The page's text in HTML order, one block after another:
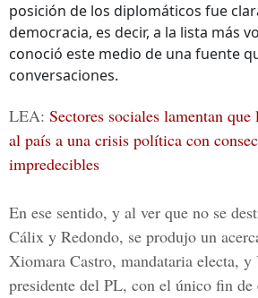
posición de los diplomáticos fue
democracia, es decir, a la lista más
conoció este medio de una fuente
conversaciones.
LEA: Sectores sociales lamentan
al país a una crisis política con
impredecibles
En ese sentido, y al ver que no se
Cálix y Redondo, se produjo un
Xiomara Castro, mandataria electa, y
presidente del PL, con el único fin de